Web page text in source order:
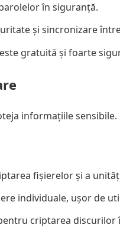
în siguranță.
și sincronizare
gratuită și foarte
informațiile sensibile.
fișierelor și a
individuale, ușor de
criptarea discurilor